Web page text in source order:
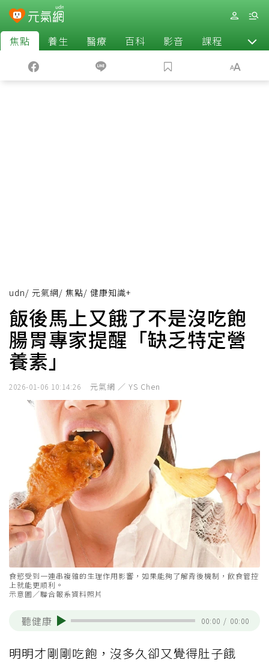
焦點 養生 醫療 百科 影音 課程 退休
udn/ 元氣網/ 焦點/ 健康知識+
飯後馬上又餓了不是沒吃飽
腸胃專家提醒「缺乏特定營
養素」
2026-01-06 10:14:26 元氣網 ／ YS Chen
食慾受到一連串複雜的生理作用影響，如果能夠了解背後機制，飲食管控
上就能更順利。
示意圖／聯合報系資料照片
聽健康 00:00 / 00:00
明明才剛剛吃飽，沒多久卻又覺得肚子餓